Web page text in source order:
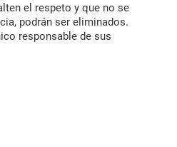
el respeto y que no se
podrán ser eliminados.
responsable de sus